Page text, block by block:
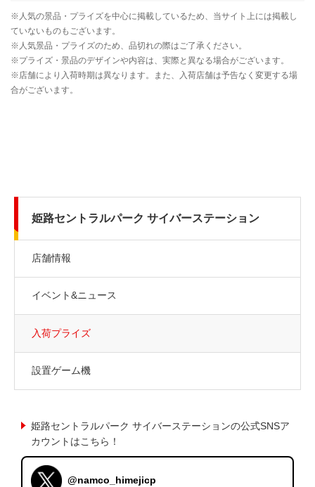
姫路セントラルパーク サイバーステーション
店舗情報
イベント&ニュース
入荷プライズ
設置ゲーム機
姫路セントラルパーク サイバーステーションの公式SNSア
カウントはこちら！
@namco_himejicp